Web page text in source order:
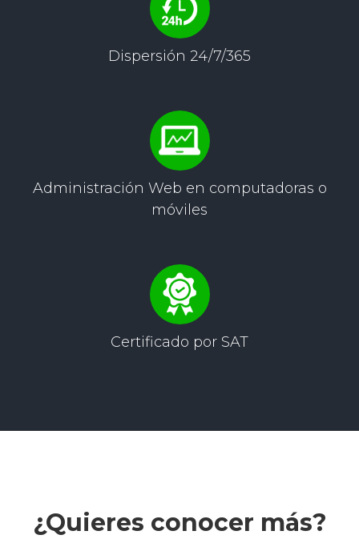
Dispersión 24/7/365
Administración Web en computadoras o
móviles
Certificado por SAT
¿Quieres conocer más?